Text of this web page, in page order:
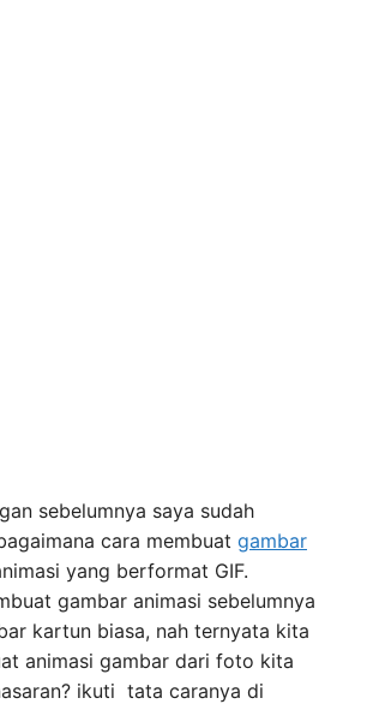
sebelumnya saya sudah
cara membuat gambar
yang berformat GIF.
gambar animasi sebelumnya
kartun biasa, nah ternyata kita
animasi gambar dari foto kita
ikuti tata caranya di